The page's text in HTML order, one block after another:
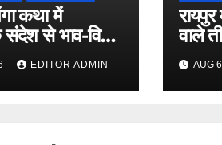
कथा में
से भाव-विभोर
EDITOR ADMIN
वाले
AUG